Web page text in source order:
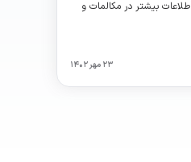
بیشتر در مکالمات و
۲۳ مهر ۱۴۰۲